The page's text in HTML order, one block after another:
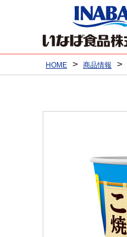
HOME > 商品情報 >